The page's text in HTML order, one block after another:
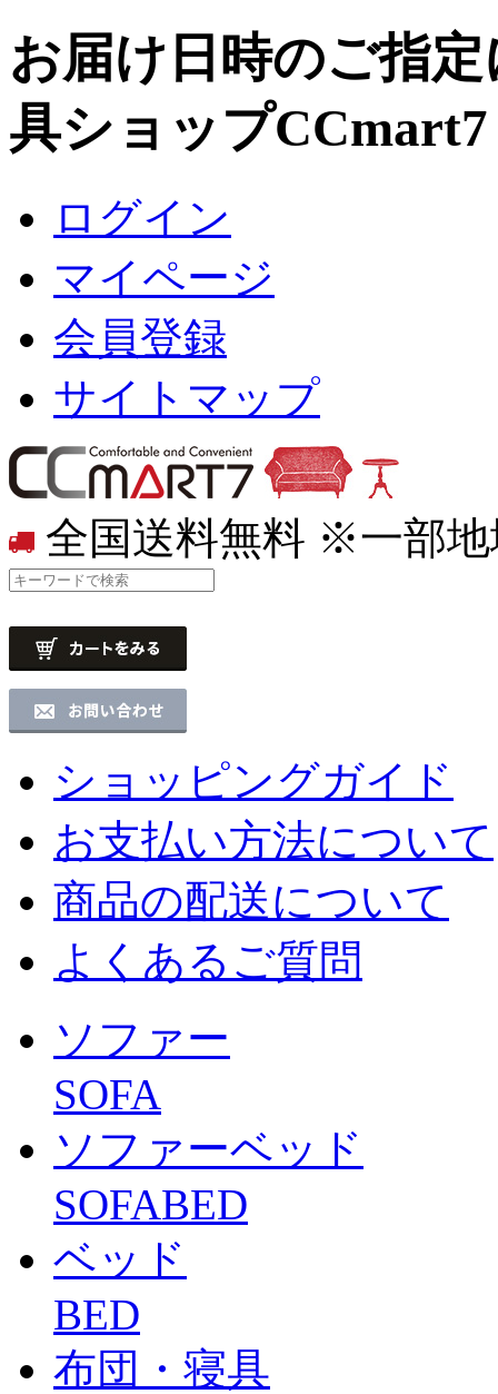
お届け日時のご指
具ショップ
ログイン
マイページ
会員登録
サイトマップ
全国送料無料 ※一部地
ショッピングガイド
お支払い方法について
商品の配送について
よくあるご質問
ソファー
SOFA
ソファーベッド
SOFABED
ベッド
BED
布団・寝具